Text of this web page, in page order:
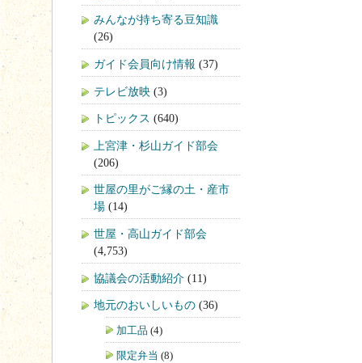
みんなが持ち寄る豆知識
(26)
ガイド会員向け情報 (37)
テレビ放映 (3)
トピックス (640)
上宮津・杉山ガイド部会
(206)
世屋の里がご縁の土・産市
場 (14)
世屋・高山ガイド部会
(4,753)
協議会の活動紹介 (11)
地元のおいしいもの (36)
加工品 (4)
限定弁当 (8)